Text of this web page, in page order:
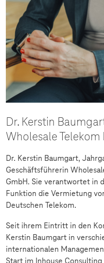
Dr. Kerstin
Wholesale
Dr. Kerstin Baumgart,
Geschäftsführerin
GmbH. Sie verantwortet in
Funktion die Vermietung
Deutschen Telekom.
Seit ihrem Eintritt in den
Kerstin Baumgart in
internationalen
Start im Inhouse